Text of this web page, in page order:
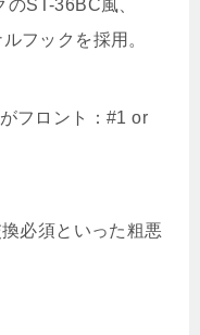
ST-36BC風、
フックを採用。
フロント：#1 or
必須といった粗悪